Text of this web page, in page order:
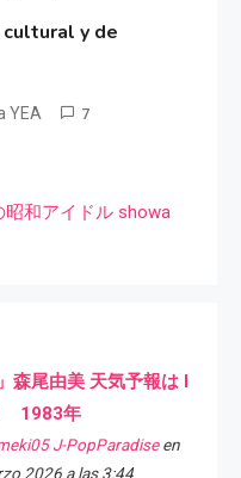
y de
YEA 7
昭和アイドル showa
森尾由美 天気予報は I
1983年
J-PopParadiseen
2026 a las 3:44